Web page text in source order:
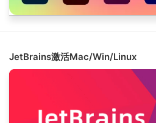
JetBrains激活Mac/Win/Linux